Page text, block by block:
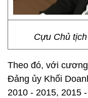
Cựu Chủ
Theo đó, với
Đảng ủy Khối
2010 - 2015, 2015